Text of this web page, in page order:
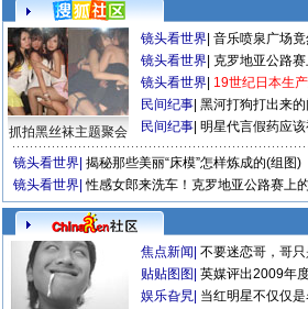
抓拍黑丝袜主题聚会
镜头看世界 音乐喷泉广场
镜头看世界 克罗地亚公路
镜头看世界 19世纪日本生
民间纪事 黑河打狗打出来的
民间纪事 明星代言假药应
镜头看世界 揭秘那些美丽“床模”怎样炼成的(组图)
镜头看世界 性感女郎来洗车！克罗地亚公路赛上
焦点新闻 不要迷恋哥，哥
贴贴图图 英媒评出2009年
娱乐旮旯 当红明星不仅仅